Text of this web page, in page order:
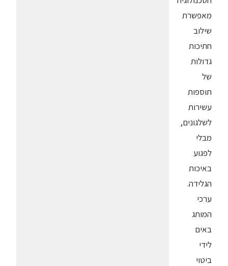
מאפשרת
שילוב
חתיכות
גדולות
של
תוספות
עשירות
לשלגונים,
מבלי
לפגוע
באיכות
הגלידה.
ערכי
המותג
באים
לידי
ביטוי